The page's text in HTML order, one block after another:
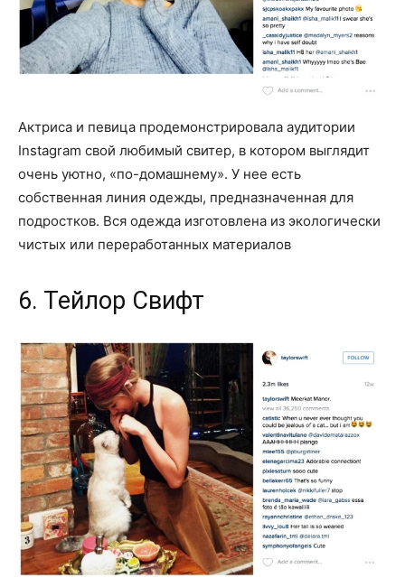
Актриса и певица продемонстрировала аудитории
Instagram свой любимый свитер, в котором выглядит
очень уютно, «по-домашнему». У нее есть
собственная линия одежды, предназначенная для
подростков. Вся одежда изготовлена из экологически
чистых или переработанных материалов
6. Тейлор Свифт